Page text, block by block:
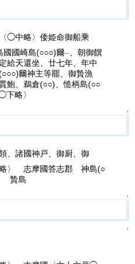
◯中略〉倭姫命御船乘
國國崎島(○○○)爾一、朝御饌
給天還坐、廿七年、年中
爾神主等罷、御贄漁
鮑、鵜倉(○○)、慥柄島(○○
下略〉
↑
、諸國神戸、御厨、御
〉 志摩國答志郡 神島(○
贄島
↑
↑